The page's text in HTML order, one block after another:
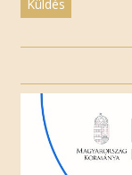
field
empty.